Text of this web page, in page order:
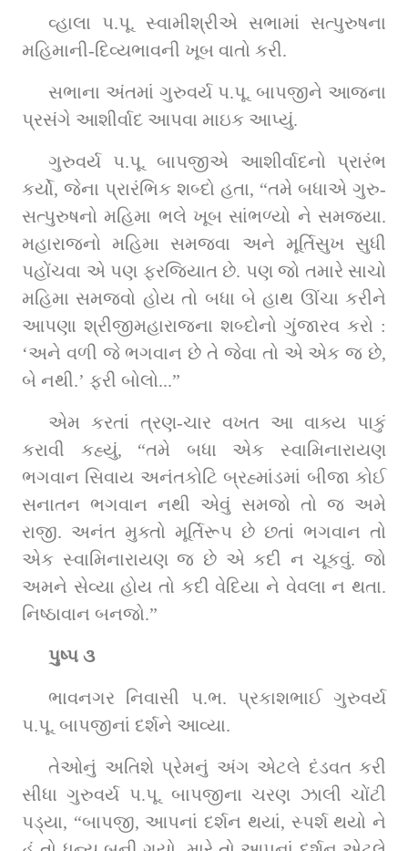
વ્હાલા પ.પૂ. સ્વામીશ્રીએ સભામાં સત્પુરુષના
મહિમાની-દિવ્યભાવની ખૂબ વાતો કરી.
સભાના અંતમાં ગુરુવર્ય પ.પૂ. બાપજીને આજના
પ્રસંગે આશીર્વાદ આપવા માઇક આપ્યું.
ગુરુવર્ય પ.પૂ. બાપજીએ આશીર્વાદનો પ્રારંભ
કર્યો, જેના પ્રારંભિક શબ્દો હતા, “તમે બધાએ ગુરુ-
સત્પુરુષનો મહિમા ભલે ખૂબ સાંભળ્યો ને સમજ્યા.
મહારાજનો મહિમા સમજવા અને મૂર્તિસુખ સુધી
પહોંચવા એ પણ ફરજિયાત છે. પણ જો તમારે સાચો
મહિમા સમજવો હોય તો બધા બે હાથ ઊંચા કરીને
આપણા શ્રીજીમહારાજના શબ્દોનો ગુંજારવ કરો :
‘અને વળી જે ભગવાન છે તે જેવા તો એ એક જ છે,
બે નથી.’ ફરી બોલો...”
એમ કરતાં ત્રણ-ચાર વખત આ વાક્ય પાકું
કરાવી કહ્યું, “તમે બધા એક સ્વામિનારાયણ
ભગવાન સિવાય અનંતકોટિ બ્રહ્માંડમાં બીજા કોઈ
સનાતન ભગવાન નથી એવું સમજો તો જ અમે
રાજી. અનંત મુક્તો મૂર્તિરૂપ છે છતાં ભગવાન તો
એક સ્વામિનારાયણ જ છે એ કદી ન ચૂકવું. જો
અમને સેવ્યા હોય તો કદી વેદિયા ને વેવલા ન થતા.
નિષ્ઠાવાન બનજો.”
પુષ્પ ૩
ભાવનગર નિવાસી પ.ભ. પ્રકાશભાઈ ગુરુવર્ય
પ.પૂ. બાપજીનાં દર્શને આવ્યા.
તેઓનું અતિશે પ્રેમનું અંગ એટલે દંડવત કરી
સીધા ગુરુવર્ય પ.પૂ. બાપજીના ચરણ ઝાલી ચોંટી
પડ્યા, “બાપજી, આપનાં દર્શન થયાં, સ્પર્શ થયો ને